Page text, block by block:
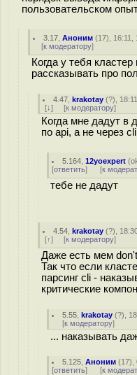
пользовательском
3.17 ,Аноним (17), 16:11,
[к модератору]
Когда у тебя
рассказывать про
4.47 ,krakotay (?),
[↓] [к модератору]
Когда мне дадут в
по api, а не через cli
5.164 ,12yoexpert (
[ответить] [к
тебе не дадут
4.54 ,krakotay (?),
[↑] [к модератору]
Даже есть мем
Так что если
парсинг cli -
критические
5.55 ,krakotay (?),
[к модератору]
... наказывать
5.125 ,Аноним (17),
[ответить] [к